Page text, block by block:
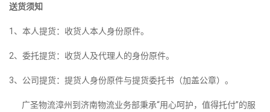
送货须知
1、本人提货：收货人本人身份原件。
2、委托提货：收货人及代理人的身份原件。
3、公司提货：提货人身份原件与提货委托书（加盖公章）。
广圣物流漳州到济南物流业务部秉承“用心呵护，值得托付”的服